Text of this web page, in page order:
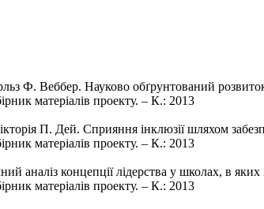
Ф. Веббер. Науково обґрунтований
матеріалів проекту. – К.: 2013
П. Дей. Сприяння інклюзії шляхом
матеріалів проекту. – К.: 2013
аналіз концепції лідерства у школах, в яких
матеріалів проекту. – К.: 2013